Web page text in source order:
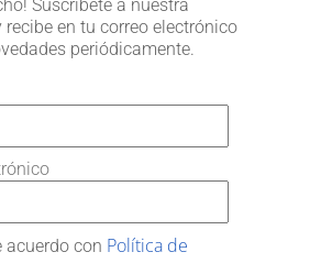
Suscríbete a nuestra
recibe en tu correo electrónico
periódicamente.
acuerdo con Política de